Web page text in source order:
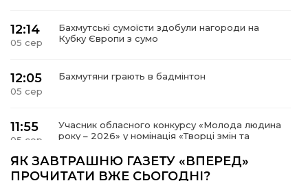
12:14
05 сер
Бахмутські сумоїсти здобули нагороди на
Кубку Європи з сумо
12:05
05 сер
Бахмутяни грають в бадмінтон
11:55
05 сер
Учасник обласного конкурсу «Молода людина
року – 2026» у номінація «Творці змін та
ЯК ЗАВТРАШНЮ ГАЗЕТУ «ВПЕРЕД»
ПРОЧИТАТИ ВЖЕ СЬОГОДНІ?